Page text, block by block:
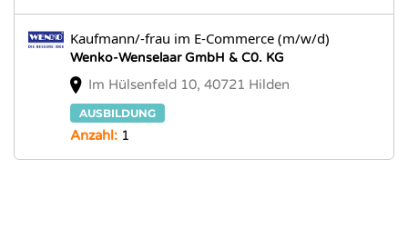
Kaufmann/-frau im E-Commerce (m/w/d)
Wenko-Wenselaar GmbH & C0. KG
Im Hülsenfeld 10, 40721 Hilden
AUSBILDUNG
Anzahl: 1